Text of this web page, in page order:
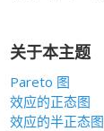
关于本主题
Pareto 图
效应的正态图
效应的半正态图